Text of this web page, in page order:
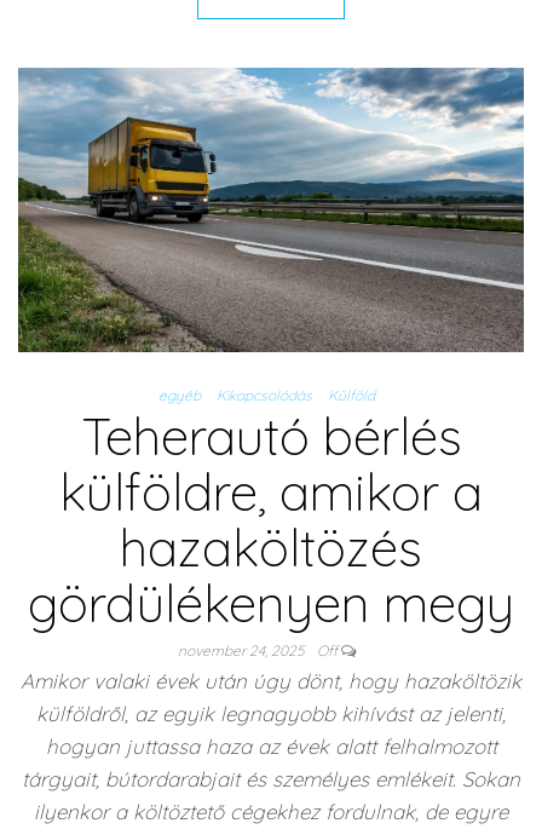
egyéb Kikapcsolódás Külföld
Teherautó bérlés
külföldre, amikor a
hazaköltözés
gördülékenyen megy
november 24, 2025 Off
Amikor valaki évek után úgy dönt, hogy hazaköltözik
külföldről, az egyik legnagyobb kihívást az jelenti,
hogyan juttassa haza az évek alatt felhalmozott
tárgyait, bútordarabjait és személyes emlékeit. Sokan
ilyenkor a költöztető cégekhez fordulnak, de egyre